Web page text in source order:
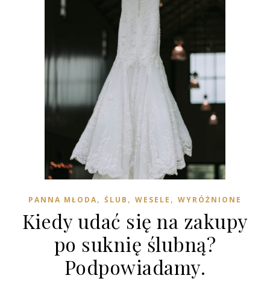
PANNA MŁODA, ŚLUB , WESELE , WYRÓŻNIONE
Kiedy udać się na zakupy
po suknię ślubną?
Podpowiadamy.